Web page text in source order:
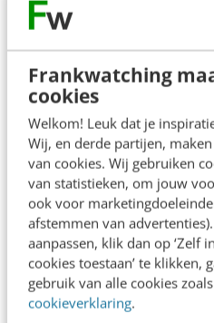
Frankwatching
cookies
Welkom! Leuk dat je
Wij, en derde partijen,
van cookies. Wij gebruiken
van statistieken, om jouw
ook voor
afstemmen van
aanpassen, klik dan op ‘Zelf
cookies toestaan’ te klikken,
gebruik van alle cookies zoals
cookieverklaring.
Contact
+31 30 200 1045
Tarieven
Meer contactopties
Frankwatching
Adverteren
Contact
Nieuwsbrieven